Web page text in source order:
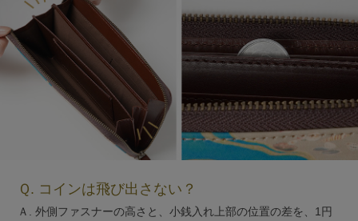
Ｑ. コインは飛び出さない？
Ａ. 外側ファスナーの高さと、小銭入れ上部の位置の差を、1円